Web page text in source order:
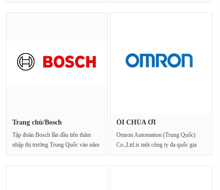
Trang chủ/Bosch
Tập đoàn Bosch lần đầu tiên thâm
nhập thị trường Trung Quốc vào năm
ÔI CHÚA ƠI
Omron Automation (Trung Quốc)
Co.,Ltd.is một công ty đa quốc gia